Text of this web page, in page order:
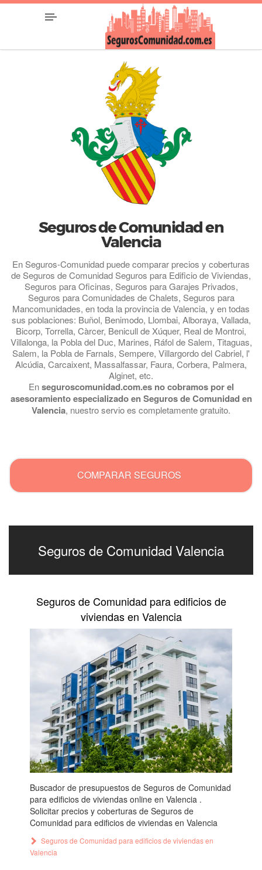
Seguros de Comunidad en
Valencia
En Seguros-Comunidad puede comparar precios y coberturas
de Seguros de Comunidad Seguros para Edificio de Viviendas,
Seguros para Oficinas, Seguros para Garajes Privados,
Seguros para Comunidades de Chalets, Seguros para
Mancomunidades, en toda la provincia de Valencia, y en todas
sus poblaciones: Buñol, Benimodo, Llombai, Alboraya, Vallada,
Bicorp, Torrella, Càrcer, Benicull de Xúquer, Real de Montroi,
Villalonga, la Pobla del Duc, Marines, Ráfol de Salem, Titaguas,
Salem, la Pobla de Farnals, Sempere, Villargordo del Cabriel, l'
Alcúdia, Carcaixent, Massalfassar, Faura, Corbera, Palmera,
Alginet, etc.
Enseguroscomunidad.com.es no cobramos por el
asesoramiento especializado en Seguros de Comunidad en
Valencia, nuestro servio es completamente gratuito.
COMPARAR SEGUROS
Seguros de Comunidad Valencia
Seguros de Comunidad para edificios de
viviendas en Valencia
Buscador de presupuestos de Seguros de Comunidad
para edificios de viviendas online en Valencia .
Solicitar precios y coberturas de Seguros de
Comunidad para edificios de viviendas en Valencia
Seguros de Comunidad para edificios de viviendas en
Valencia